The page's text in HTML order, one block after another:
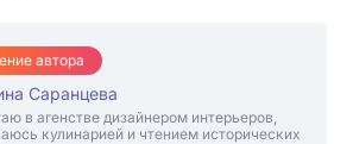
автора
Саранцева
в агенстве дизайнером интерьеров,
кулинарией и чтением исторических